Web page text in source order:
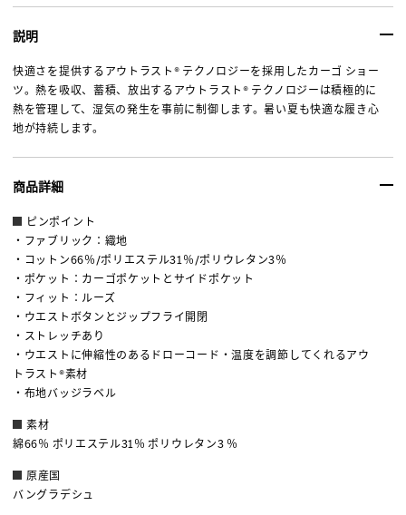
説明
快適さを提供するアウトラスト® テクノロジーを採用したカーゴ ショー
ツ。熱を吸収、蓄積、放出するアウトラスト® テクノロジーは積極的に
熱を管理して、湿気の発生を事前に制御します。暑い夏も快適な履き心
地が持続します。
商品詳細
ピンポイント
・ファブリック：織地
・コットン66％/ポリエステル31％/ポリウレタン3％
・ポケット：カーゴポケットとサイドポケット
・フィット：ルーズ
・ウエストボタンとジップフライ開閉
・ストレッチあり
・ウエストに伸縮性のあるドローコード・温度を調節してくれるアウ
トラスト®素材
・布地バッジラベル
素材
綿66％ ポリエステル31％ ポリウレタン3 ％
原産国
バングラデシュ